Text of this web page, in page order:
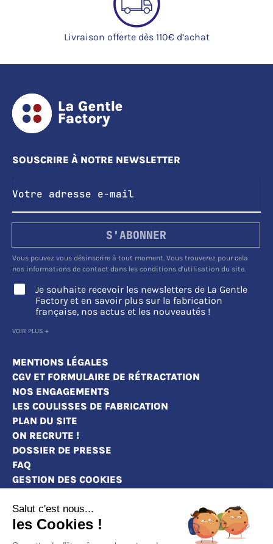
Livraison offerte dès 110€ d’achat
SOUSCRIRE À NOTRE NEWSLETTER
S'ABONNER
Vous pouvez vous désinscrire à tout moment. Vous trouverez pour cela
nos informations de contact dans les conditions d'utilisation du site.
Je souhaite recevoir les newsletters de La Gentle
Factory et en savoir plus sur la fabrication
française, nos actus et les nouveautés !
VOIR PLUS +
MENTIONS LÉGALES
CGV ET FORMULAIRE DE RÉTRACTATION
NOS ENGAGEMENTS
LES COULISSES DE FABRICATION
PLAN DU SITE
ON RECRUTE !
DOSSIER DE PRESSE
FAQ
GESTION DES COOKIES
MAGASINS
Salut c'est nous...
les Cookies !